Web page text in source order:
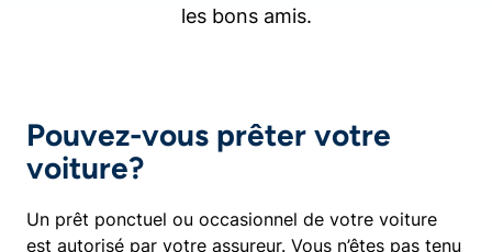
les bons amis.
Pouvez-vous prêter votre
voiture?
Un prêt ponctuel ou occasionnel de votre voiture
est autorisé par votre assureur. Vous n’êtes pas tenu